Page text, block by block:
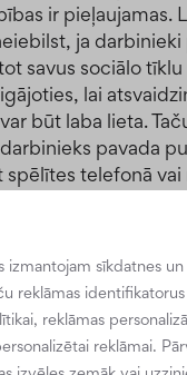
ir pieļaujamas.
ja darbinieki
savus sociālo
lai
būt laba lieta.
pavada
spēlītes telefonā
to nekādu sodu.
izmantojam sīkdatnes
reklāmas
reklāmas
reklāmai.